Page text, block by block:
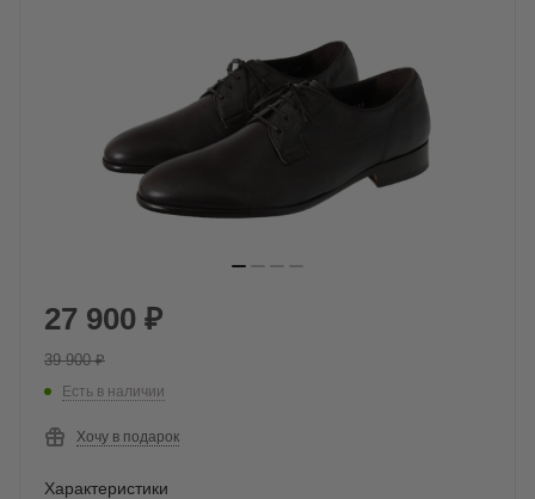
27 900 ₽
39 900₽
Есть в наличии
Хочу в подарок
Характеристики